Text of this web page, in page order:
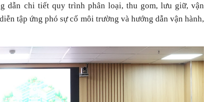
dẫn chi tiết quy trình phân loại, thu gom, lưu giữ, vận
tập ứng phó sự cố môi trường và hướng dẫn vận hành,